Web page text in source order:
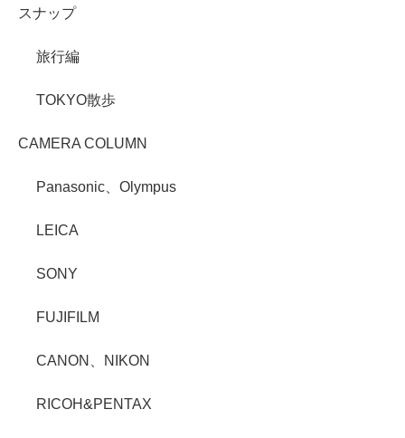
スナップ
旅行編
TOKYO散歩
CAMERA COLUMN
Panasonic、Olympus
LEICA
SONY
FUJIFILM
CANON、NIKON
RICOH&PENTAX